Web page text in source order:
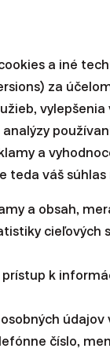
na výnosoch
je strojcom
že budeme
v otázkach
za
a iné
za
vylepšenia
a
teda váš súhlas
a obsah,
cieľových
k
údajov
číslo,